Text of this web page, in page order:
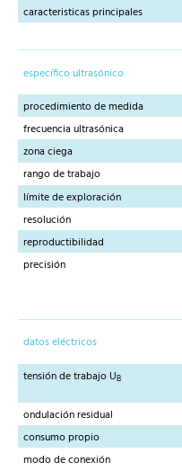
caracteristicas principales
específico ultrasónico
procedimiento de medida
frecuencia ultrasónica
zona ciega
rango de trabajo
límite de exploración
resolución
reproductibilidad
precisión
datos eléctricos
tensión de trabajo UB
ondulación residual
consumo propio
modo de conexión